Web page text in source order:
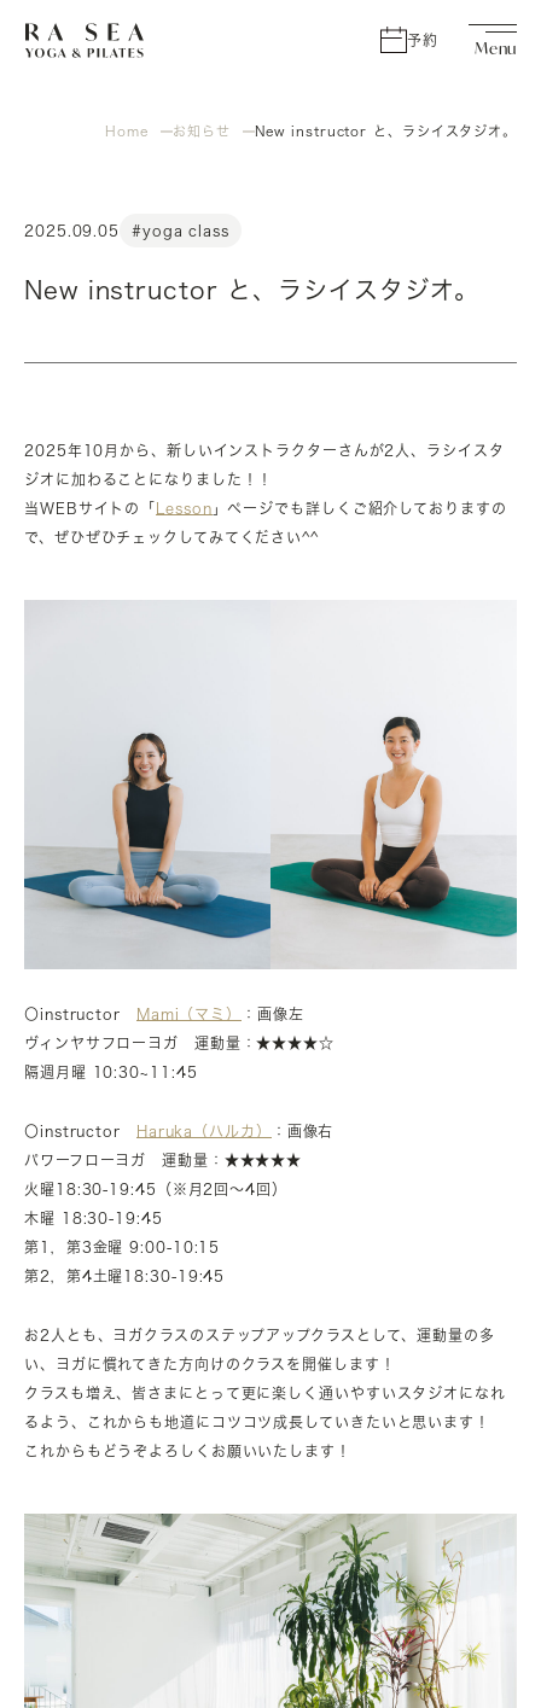
予約
Home お知らせ New instructor と、ラシイスタジオ。
2025.09.05 #yoga class
New instructor と、ラシイスタジオ。
2025年10月から、新しいインストラクターさんが2人、ラシイスタ
ジオに加わることになりました！！
当WEBサイトの「
Lesson 」ページでも詳しくご紹介しておりますの
で、ぜひぜひチェックしてみてください^^
〇instructor Mami（マミ）
：画像左
ヴィンヤサフローヨガ 運動量：★★★★☆
隔週月曜 10:30~11:45
〇instructor Haruka（ハルカ）
：画像右
パワーフローヨガ 運動量：★★★★★
火曜18:30-19:45（※月2回〜4回）
木曜 18:30-19:45
第1，第3金曜 9:00-10:15
第2，第4土曜18:30-19:45
お2人とも、ヨガクラスのステップアップクラスとして、運動量の多
い、ヨガに慣れてきた方向けのクラスを開催します！
クラスも増え、皆さまにとって更に楽しく通いやすいスタジオになれ
るよう、これからも地道にコツコツ成長していきたいと思います！
これからもどうぞよろしくお願いいたします！